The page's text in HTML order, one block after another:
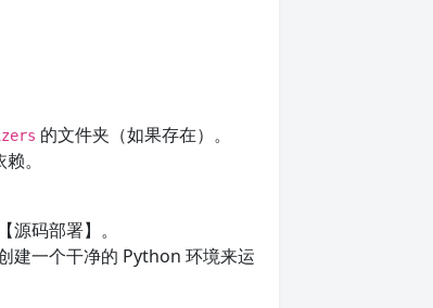
的文件夹（如果存在）。
。
码部署】。
建一个干净的 Python 环境来运